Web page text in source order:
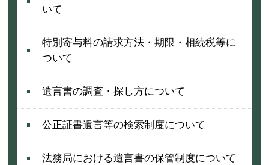
いて
特別寄与料の請求方法・期限・相続税等に
ついて
遺言書の調査・探し方について
公正証書遺言等の検索制度について
法務局における遺言書の保管制度について